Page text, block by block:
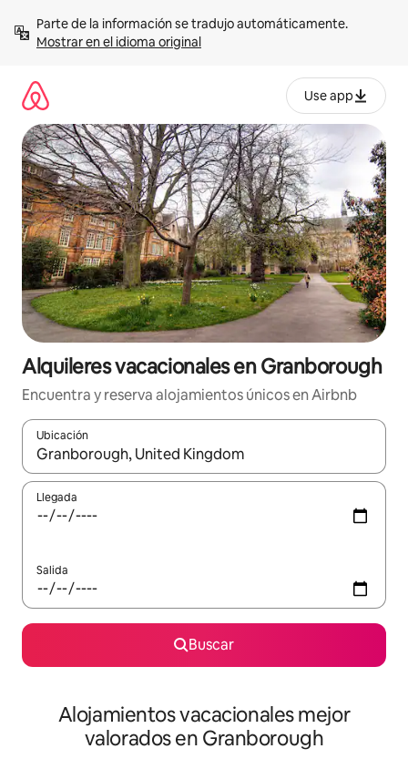
contenidoMostrar en el idioma original
Use app
Alquileres vacacionales en Granborough
Encuentra y reserva alojamientos únicos en Airbnb
Ubicación
Cuando los resultados estén disponibles, navega con las
Llegada
Salida
Buscar
Alojamientos vacacionales mejor
valorados en Granborough